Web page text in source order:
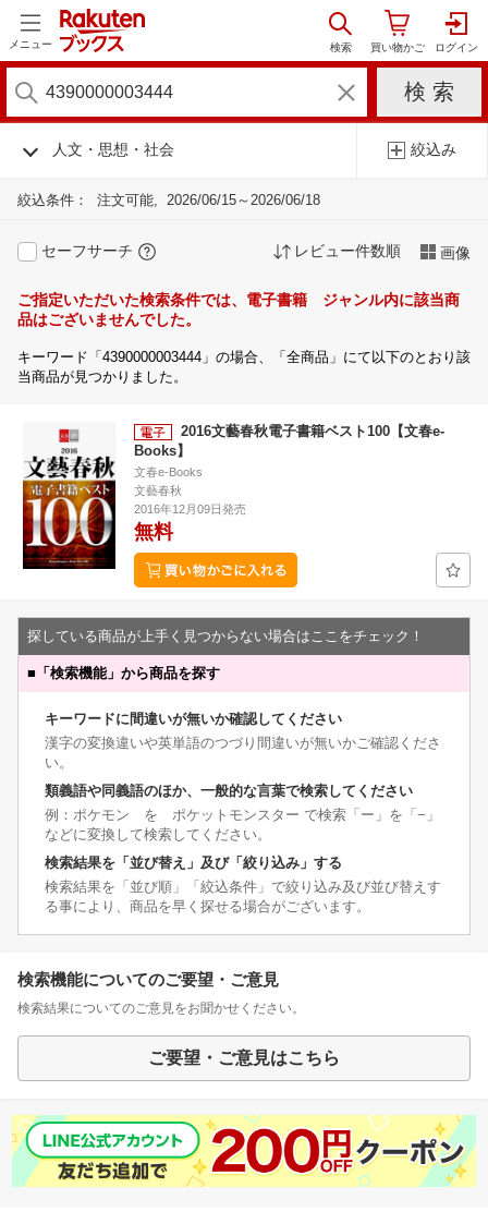
メニュー
人文・思想・社会 絞込み
絞込条件： 注文可能 2026/06/15～2026/06/18
セーフサーチ レビュー件数順 画像
ご指定いただいた検索条件では、電子書籍 ジャンル内に該当商
品はございませんでした。
キーワード「4390000003444」の場合、「全商品」にて以下のとおり該
当商品が見つかりました。
2016文藝春秋電子書籍ベスト100【文春e-
Books】
文春e-Books
文藝春秋
2016年12月09日発売
無料
探している商品が上手く見つからない場合はここをチェック！
■ 「検索機能」から商品を探す
キーワードに間違いが無いか確認してください
漢字の変換違いや英単語のつづり間違いが無いかご確認くださ
い。
類義語や同義語のほか、一般的な言葉で検索してください
例：ポケモン を ポケットモンスター で検索「ー」を「−」
などに変換して検索してください。
検索結果を「並び替え」及び「絞り込み」する
検索結果を「並び順」「絞込条件」で絞り込み及び並び替えす
る事により、商品を早く探せる場合がございます。
検索機能についてのご要望・ご意見
検索結果についてのご意見をお聞かせください。
ご要望・ご意見はこちら